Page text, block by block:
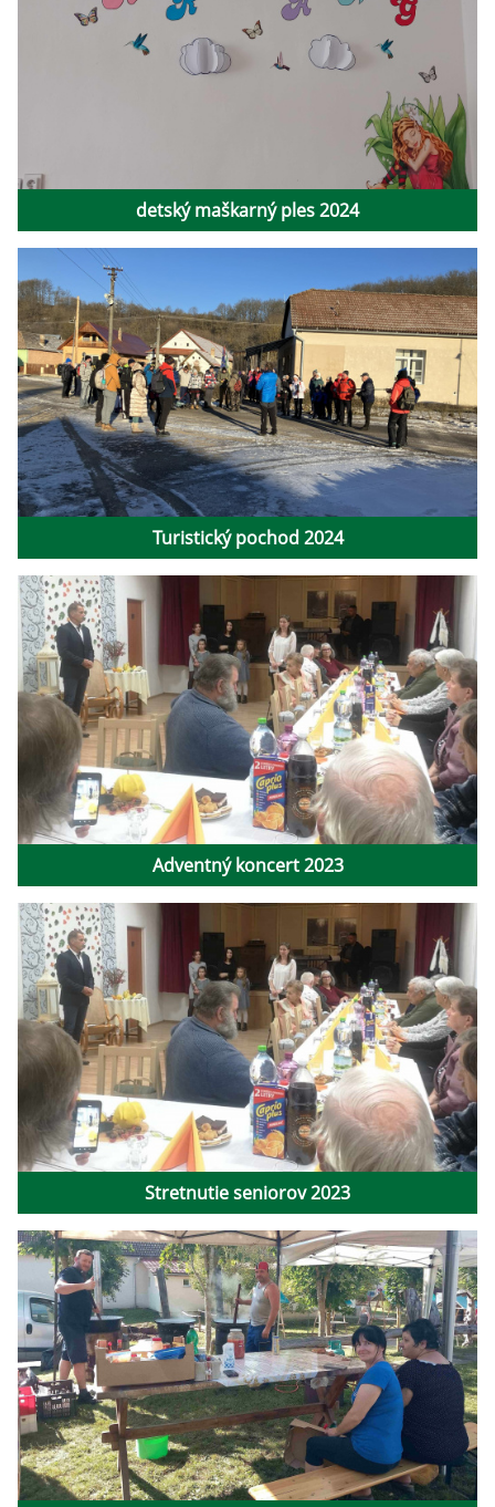
detský maškarný ples 2024
Turistický pochod 2024
Adventný koncert 2023
Stretnutie seniorov 2023